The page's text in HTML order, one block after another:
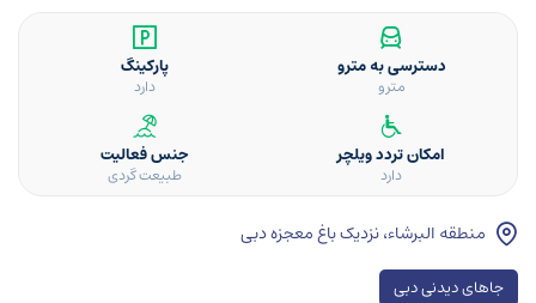
دسترسی به مترو
مترو
پارکینگ
دارد
امکان تردد ویلچر
دارد
جنس فعالیت
طبیعت گردی
منطقه البرشاء، نزدیک باغ معجزه دبی
جاهای دیدنی دبی